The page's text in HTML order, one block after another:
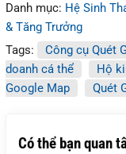
Danh mục: Hệ Sinh
& Tăng Trưởng
Tags:
Công cụ Quét
doanh cá thể
Hộ
Google Map
Quét
Có thể bạn quan